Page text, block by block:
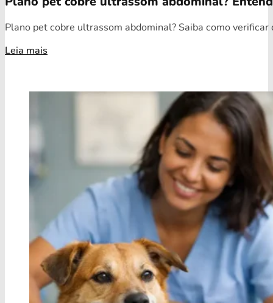
Plano pet cobre ultrassom abdominal? Saiba como
Leia mais